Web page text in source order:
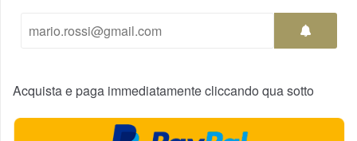
Acquista e paga immediatamente cliccando qua sotto